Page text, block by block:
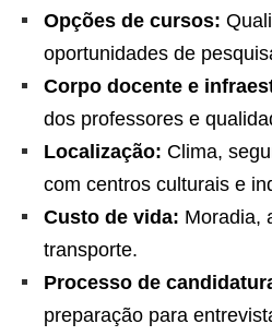
Opções de cursos:
oportunidades de
Corpo docente e
dos professores e
Localização: Clima,
com centros culturais e
Custo de vida: Moradia,
transporte.
Processo de
preparação para